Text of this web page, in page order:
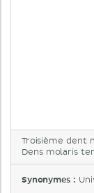
Troisième dent
Dens molaris
Synonymes :